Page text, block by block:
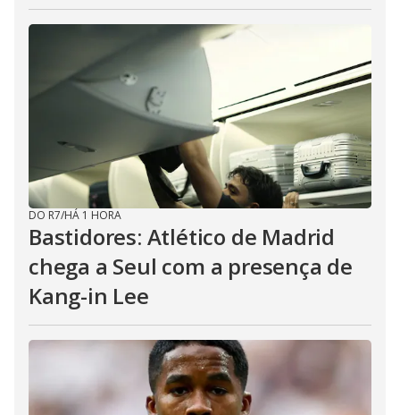
DO R7/HÁ 1 HORA
Bastidores: Atlético de Madrid
chega a Seul com a presença de
Kang-in Lee